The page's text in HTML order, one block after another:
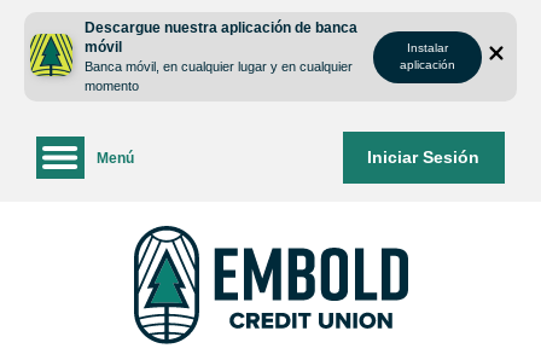
contenido
inicio
Descargue nuestra aplicación de banca
móvil
Banca móvil, en cualquier lugar y en cualquier
momento
Instalar
aplicación
Iniciar Sesión
Menú